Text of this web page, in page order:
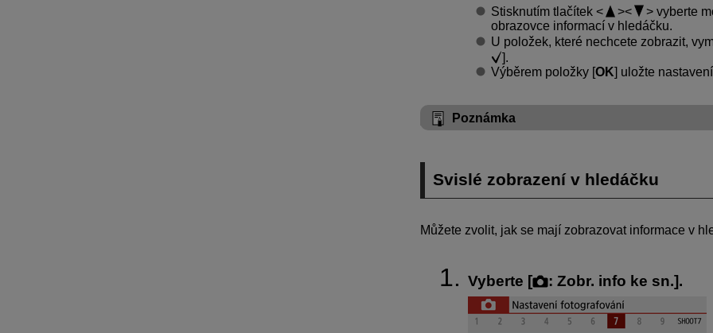
Stisknutím tlačítek
vyberte
obrazovce informací v hledáčku.
U položek, které nechcete zobrazit,
].
Výběrem položky [OK] uložte
Poznámka
Svislé zobrazení v hledáčku
Můžete zvolit, jak se mají zobrazovat informace v
Vyberte [ : Zobr. info ke sn.].